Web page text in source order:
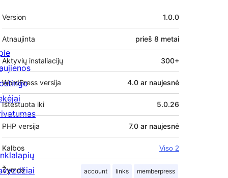
Metainformacija
Version 1.0.0
Atnaujinta prieš 8 metai
Aktyvių instaliacijų 300+
WordPress versija 4.0 ar naujesnė
Ištestuota iki 5.0.26
PHP versija 7.0 ar naujesnė
Kalbos Viso 2
Žymos account links memberpress